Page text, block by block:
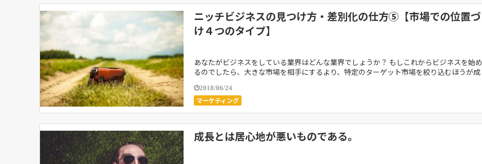
ニッチビジネスの見つけ方・差別化の仕方⑤【市場での位置づ
け４つのタイプ】
あなたがビジネスをしている業界はどんな業界でしょうか？ もしこれからビジネスを始め
るのでしたら、大きな市場を相手にするより、特定のターゲット市場を絞り込むほうが成
2018/06/24
マーケティング
成長とは居心地が悪いものである。